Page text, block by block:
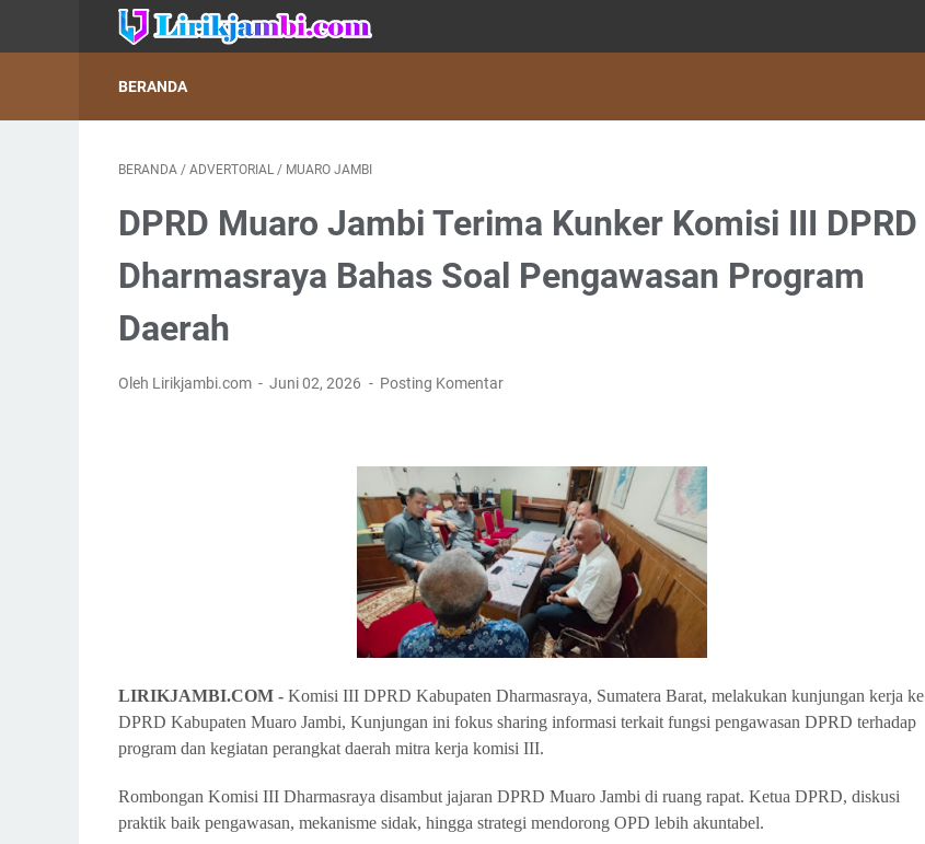
BERANDA
BERANDA / ADVERTORIAL / MUARO JAMBI
DPRD Muaro Jambi Terima Kunker Komisi III DPRD
Dharmasraya Bahas Soal Pengawasan Program
Daerah
Oleh Lirikjambi.com Juni 02, 2026 Posting Komentar
LIRIKJAMBI.COM - Komisi III DPRD Kabupaten Dharmasraya, Sumatera Barat, melakukan kunjungan kerja ke
DPRD Kabupaten Muaro Jambi, Kunjungan ini fokus sharing informasi terkait fungsi pengawasan DPRD terhadap
program dan kegiatan perangkat daerah mitra kerja komisi III.
Rombongan Komisi III Dharmasraya disambut jajaran DPRD Muaro Jambi di ruang rapat. Ketua DPRD, diskusi
praktik baik pengawasan, mekanisme sidak, hingga strategi mendorong OPD lebih akuntabel.